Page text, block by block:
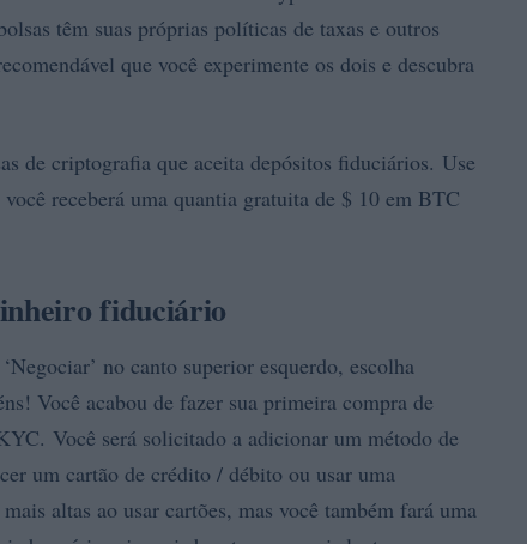
têm suas próprias políticas de taxas e outros
que você experimente os dois e descubra
de criptografia que aceita depósitos fiduciários. Use
receberá uma quantia gratuita de $ 10 em BTC
fiduciário
no canto superior esquerdo, escolha
Você acabou de fazer sua primeira compra de
Você será solicitado a adicionar um método de
um cartão de crédito / débito ou usar uma
altas ao usar cartões, mas você também fará uma